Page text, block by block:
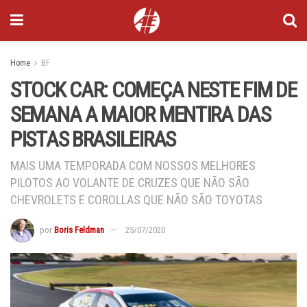
Home BF
STOCK CAR: COMEÇA NESTE FIM DE
SEMANA A MAIOR MENTIRA DAS
PISTAS BRASILEIRAS
MAIS UMA TEMPORADA COM NOSSOS MELHORES
PILOTOS AO VOLANTE DE CRUZES QUE NÃO SÃO
CHEVROLETS E COROLLAS QUE NÃO SÃO TOYOTAS
por Boris Feldman 25/07/2020